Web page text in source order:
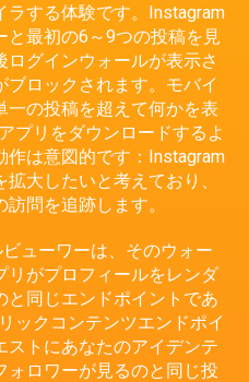
ラする体験です。Instagram
と最初の6～9つの投稿を見
グインウォールが表示さ
ロックされます。モバイ
一の投稿を超えて何かを表
プリをダウンロードするよ
作は意図的です：Instagram
大したいと考えており、
問を追跡します。
ューワーは、そのウォー
リがプロフィールをレンダ
と同じエンドポイントであ
ックコンテンツエンドポイ
ストにあなたのアイデンテ
ォロワーが見るのと同じ投